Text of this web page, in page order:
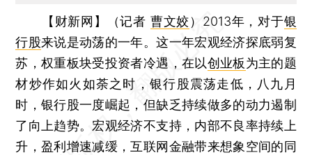
【财新网】（记者 曹文姣） 2013年，对于银
行股来说是动荡的一年。这一年宏观经济探底弱复
苏，权重板块受投资者冷遇，在以创业板为主的题
材炒作如火如荼之时，银行股震荡走低，八九月
时，银行股一度崛起，但缺乏持续做多的动力遏制
了向上趋势。宏观经济不支持，内部不良率持续上
升，盈利增速减缓，互联网金融带来想象空间的同